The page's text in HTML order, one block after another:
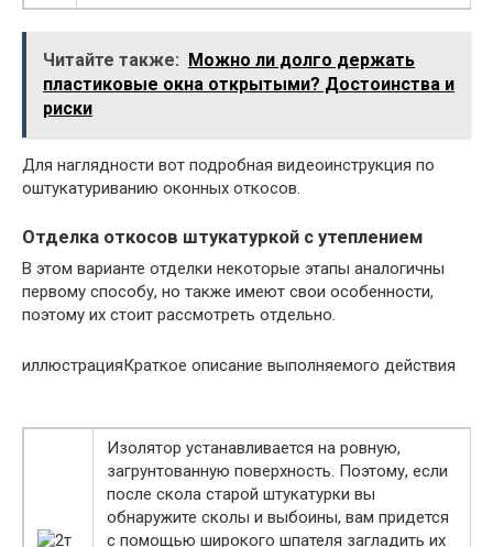
Читайте также:
Можно ли долго держать
пластиковые окна открытыми? Достоинства и
риски
Для наглядности вот подробная видеоинструкция по
оштукатуриванию оконных откосов.
Отделка откосов штукатуркой с утеплением
В этом варианте отделки некоторые этапы аналогичны
первому способу, но также имеют свои особенности,
поэтому их стоит рассмотреть отдельно.
иллюстрацияКраткое описание выполняемого действия
Изолятор устанавливается на ровную,
загрунтованную поверхность. Поэтому, если
после скола старой штукатурки вы
обнаружите сколы и выбоины, вам придется
с помощью широкого шпателя загладить их